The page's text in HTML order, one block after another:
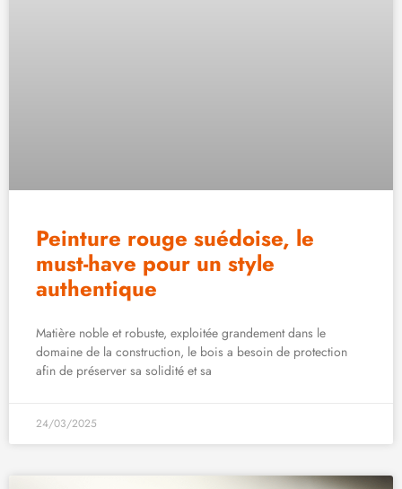
Peinture rouge suédoise, le
must-have pour un style
authentique
Matière noble et robuste, exploitée grandement dans le
domaine de la construction, le bois a besoin de protection
afin de préserver sa solidité et sa
24/03/2025